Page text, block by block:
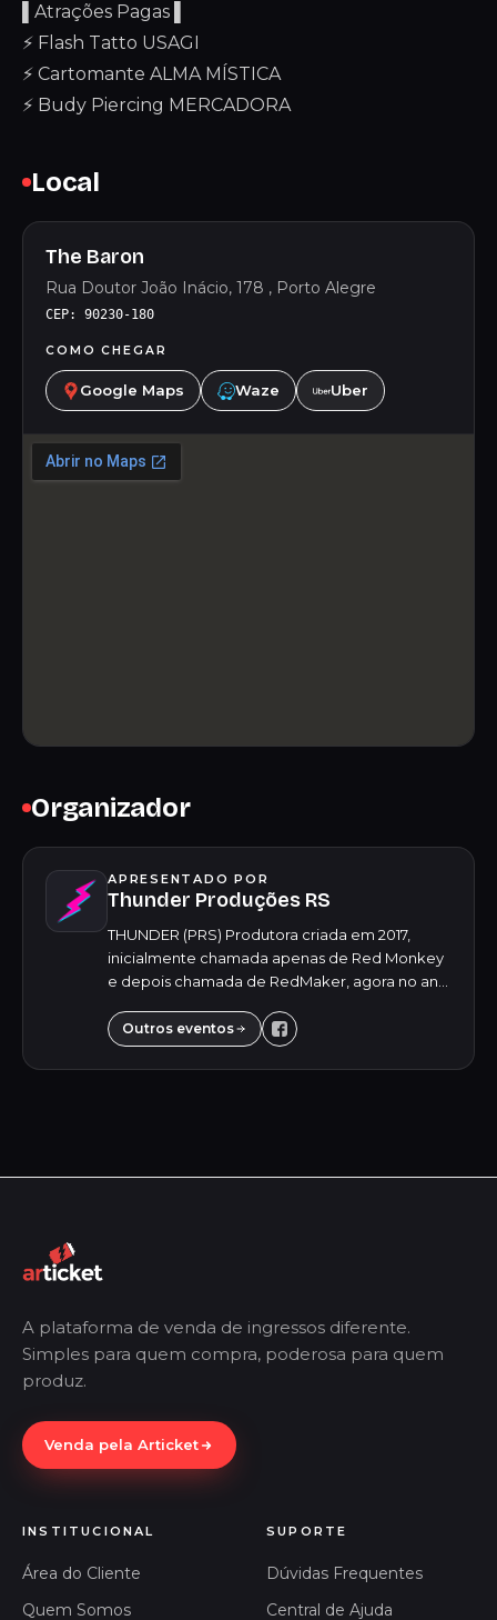
▌Atrações Pagas ▌
⚡ Flash Tatto USAGI
⚡ Cartomante ALMA MÍSTICA
⚡ Budy Piercing MERCADORA
Local
The Baron
Rua Doutor João Inácio, 178 , Porto Alegre
CEP: 90230-180
COMO CHEGAR
Google Maps Waze Uber
Organizador
APRESENTADO POR
Thunder Produções RS
THUNDER (PRS) Produtora criada em 2017,
inicialmente chamada apenas de Red Monkey
e depois chamada de RedMaker, agora no ano
de inovar mais uma vez, atualizar o nome da
produt...
Outros eventos
A plataforma de venda de ingressos diferente.
Simples para quem compra, poderosa para quem
produz.
Venda pela Articket
INSTITUCIONAL
Área do Cliente
Quem Somos
SUPORTE
Dúvidas Frequentes
Central de Ajuda